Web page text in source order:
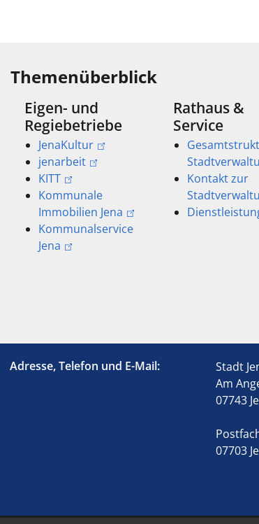
Themenüberblick
Eigen- und
Regiebetriebe
JenaKultur
jenarbeit
KITT
Kommunale
Immobilien Jena
Kommunalservice
Jena
Rathaus &
Service
Kontakt zur
Adresse, Telefon und E-Mail:
Stadt
Am
07743
07703